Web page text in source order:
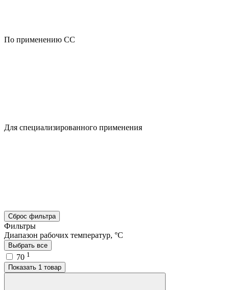
По применению CC
Для специализированного применения
Сброс фильтра
Фильтры
Диапазон рабочих температур, °C
Выбрать все
70 1
Показать 1 товар